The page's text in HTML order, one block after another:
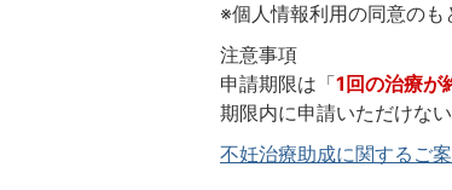
※個人情報利用の同意のも
注意事項
申請期限は「1回の治療が
期限内に申請いただけな
不妊治療助成に関するご